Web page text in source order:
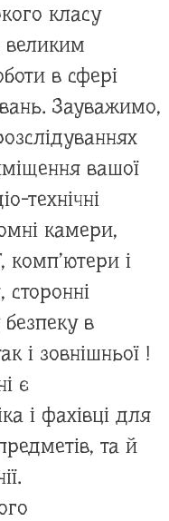
класу
великим
в сфері
Зауважимо,
вашої
технічні
камери,
комп’ютери і
в
і зовнішньої !
є
і фахівці для
та й